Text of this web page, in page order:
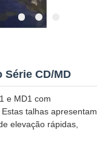
Série CD/MD
e MD1 com
talhas apresentam
elevação rápidas,